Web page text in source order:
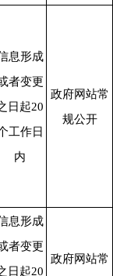
息形成
者变更
日起20
工作日
内
政府网站常
规公开
息形成
者变更
日起20
政府网站常